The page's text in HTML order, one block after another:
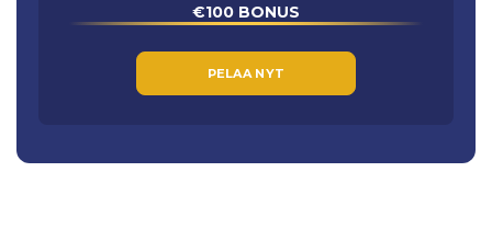
€100 BONUS
PELAA NYT